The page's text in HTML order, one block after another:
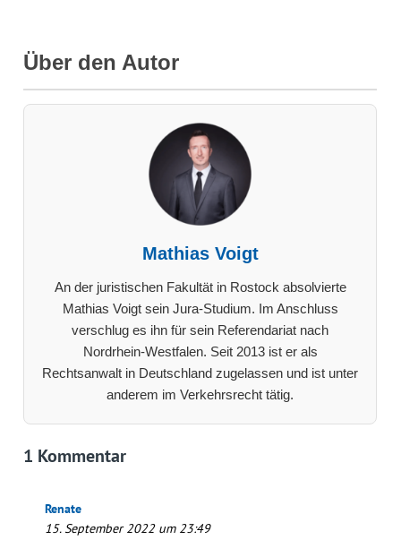
Über den Autor
Mathias Voigt
An der juristischen Fakultät in Rostock absolvierte
Mathias Voigt sein Jura-Studium. Im Anschluss
verschlug es ihn für sein Referendariat nach
Nordrhein-Westfalen. Seit 2013 ist er als
Rechtsanwalt in Deutschland zugelassen und ist unter
anderem im Verkehrsrecht tätig.
1 Kommentar
Renate
15. September 2022 um 23:49